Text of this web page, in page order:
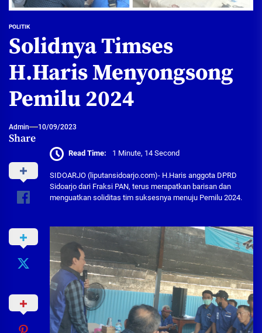
POLITIK
Solidnya Timses
H.Haris Menyongsong
Pemilu 2024
Admin 10/09/2023
Share
Read Time: 1 Minute, 14 Second
SIDOARJO (liputansidoarjo.com)- H.Haris anggota DPRD
Sidoarjo dari Fraksi PAN, terus merapatkan barisan dan
menguatkan soliditas tim suksesnya menuju Pemilu 2024.